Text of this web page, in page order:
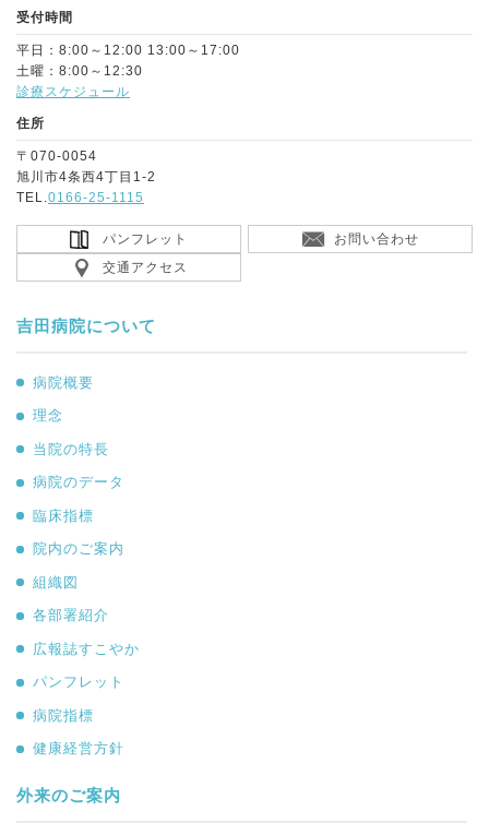
受付時間
平日：8:00～12:00 13:00～17:00
土曜：8:00～12:30
診療スケジュール
住所
〒070-0054
旭川市4条西4丁目1-2
TEL. 0166-25-1115
パンフレット
お問い合わせ
交通アクセス
吉田病院について
病院概要
理念
当院の特長
病院のデータ
臨床指標
院内のご案内
組織図
各部署紹介
広報誌すこやか
パンフレット
病院指標
健康経営方針
外来のご案内